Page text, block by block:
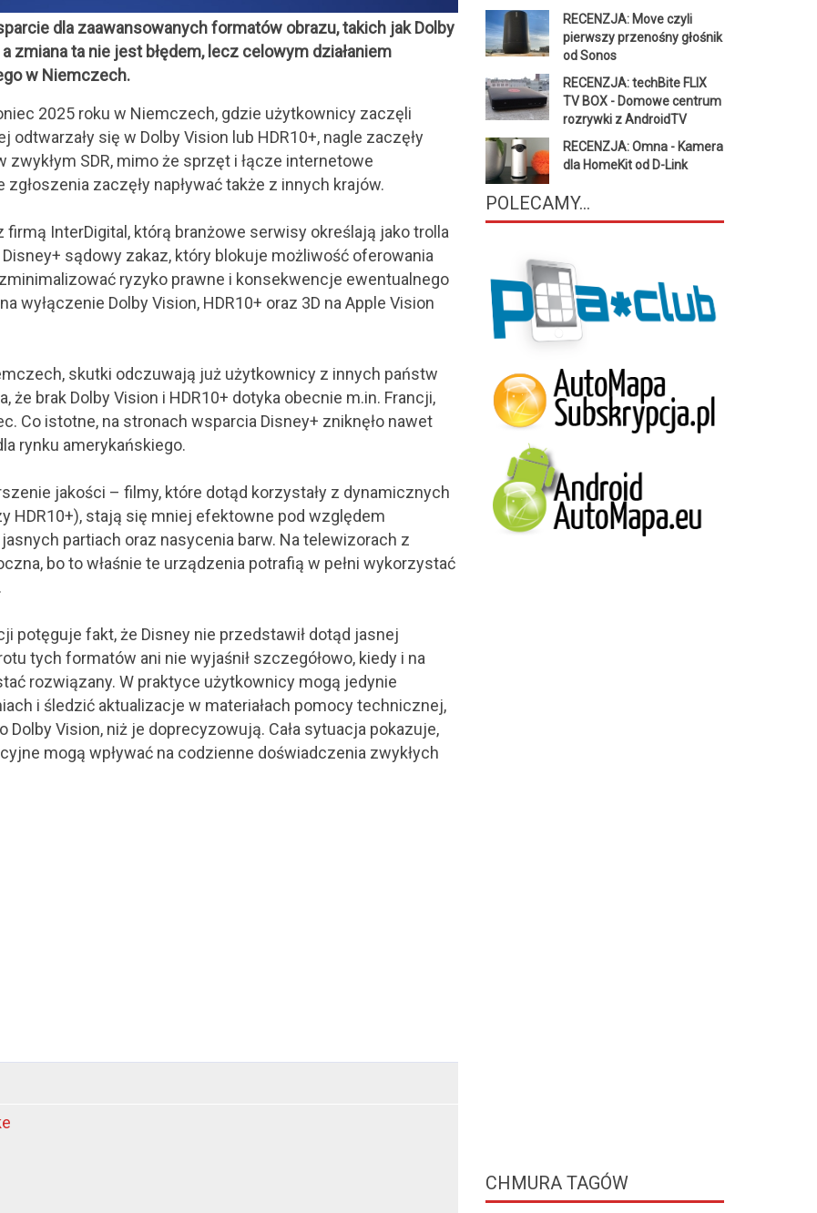
dla zaawansowanych formatów obrazu, takich jak Dolby
zmiana ta nie jest błędem, lecz celowym działaniem
w Niemczech.
2025 roku w Niemczech, gdzie użytkownicy zaczęli
się w Dolby Vision lub HDR10+, nagle zaczęły
zwykłym SDR, mimo że sprzęt i łącze internetowe
zaczęły napływać także z innych krajów.
InterDigital, którą branżowe serwisy określają jako trolla
sądowy zakaz, który blokuje możliwość oferowania
ryzyko prawne i konsekwencje ewentualnego
wyłączenie Dolby Vision, HDR10+ oraz 3D na Apple Vision
skutki odczuwają już użytkownicy z innych państw
brak Dolby Vision i HDR10+ dotyka obecnie m.in. Francji,
Co istotne, na stronach wsparcia Disney+ zniknęło nawet
rynku amerykańskiego.
jakości – filmy, które dotąd korzystały z dynamicznych
HDR10+), stają się mniej efektowne pod względem
partiach oraz nasycenia barw. Na telewizorach z
bo to właśnie te urządzenia potrafią w pełni wykorzystać
potęguje fakt, że Disney nie przedstawił dotąd jasnej
tych formatów ani nie wyjaśnił szczegółowo, kiedy i na
rozwiązany. W praktyce użytkownicy mogą jedynie
i śledzić aktualizacje w materiałach pomocy technicznej,
Vision, niż je doprecyzowują. Cała sytuacja pokazuje,
mogą wpływać na codzienne doświadczenia zwykłych
RECENZJA: Move czyli
pierwszy przenośny głośnik
od Sonos
RECENZJA: techBite FLIX
TV BOX - Domowe centrum
rozrywki z AndroidTV
RECENZJA: Omna - Kamera
dla HomeKit od D-Link
POLECAMY...
CHMURATAGÓW